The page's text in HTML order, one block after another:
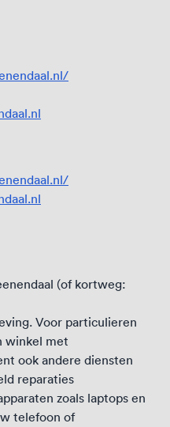
(of kortweg:
Voor particulieren
winkel met
ook andere diensten
reparaties
zoals laptops en
telefoon of